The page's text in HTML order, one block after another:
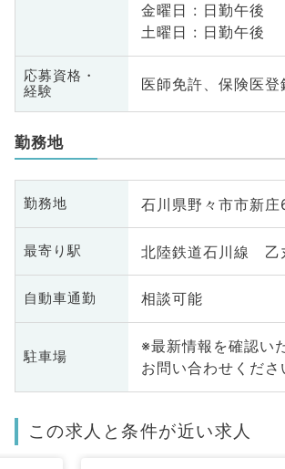
金曜日 : 日勤午後
土曜日 : 日勤午後
応募資格・
経験
医師免許、保険医登
勤務地
勤務地 石川県野々市市新
最寄り駅 北陸鉄道石川線 乙
自動車通勤 相談可能
駐車場
※最新情報を確認い
お問い合わせくださ
この求人と条件が近い求人